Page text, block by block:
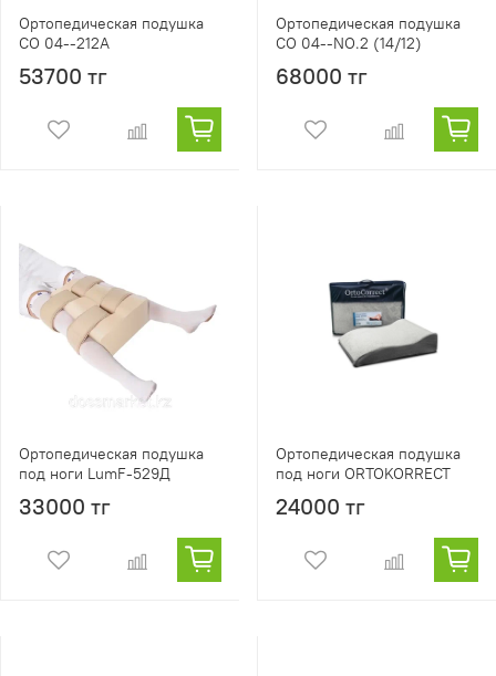
Ортопедическая подушка
CO 04--212A
53700 тг
Ортопедическая подушка
CO 04--NO.2 (14/12)
68000 тг
Ортопедическая подушка
под ноги LumF-529Д
33000 тг
Ортопедическая подушка
под ноги ORTOKORRECT
24000 тг